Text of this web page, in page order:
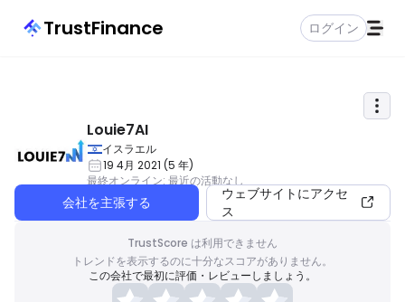
TrustFinance ログイン
Louie7AI
イスラエル
19 4月 2021 (5 年)
最終オンライン: 最近の活動なし
会社を主張する
ウェブサイトにアクセ
ス
TrustScore は利用できません
トレンドを表示するのに十分なスコアがありません。
この会社で最初に評価・レビューしましょう。